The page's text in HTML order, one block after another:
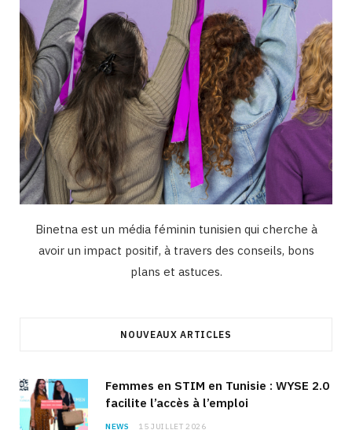
Binetna est un média féminin tunisien qui cherche à
avoir un impact positif, à travers des conseils, bons
plans et astuces.
NOUVEAUX ARTICLES
Femmes en STIM en Tunisie : WYSE 2.0
facilite l’accès à l’emploi
NEWS 15 JUILLET 2026